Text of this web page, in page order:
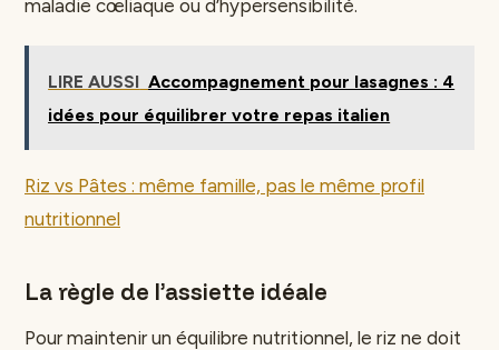
maladie cœliaque ou d’hypersensibilité.
LIRE AUSSI Accompagnement pour lasagnes : 4
idées pour équilibrer votre repas italien
Riz vs Pâtes : même famille, pas le même profil
nutritionnel
La règle de l’assiette idéale
Pour maintenir un équilibre nutritionnel, le riz ne doit